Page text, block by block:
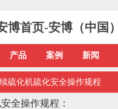
博首页-安博（中国）
产品 案例 新闻
硫化机硫化安全操作规程
全操作规程：